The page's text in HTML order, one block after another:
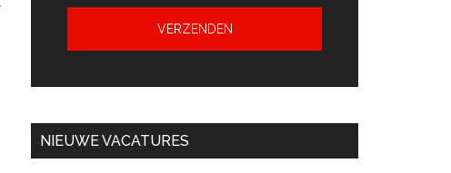
NIEUWE VACATURES